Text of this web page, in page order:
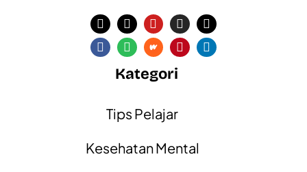
Kategori
Tips Pelajar
Kesehatan Mental